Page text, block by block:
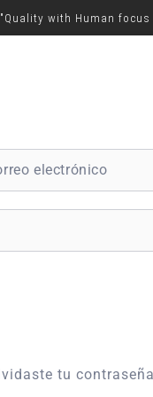
"Quality with Human focus
tu